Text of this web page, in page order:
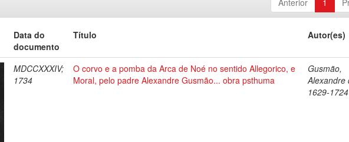
Anterior 1
Data do
documento
Título Autor(es)
MDCCXXXIV;
1734
O corvo e a pomba da Arca de Noé no sentido Allegorico, e
Moral, pelo padre Alexandre Gusmão... obra psthuma
Gusmão,
Alexandre
1629-1724